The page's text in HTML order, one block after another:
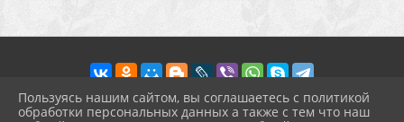
Пользуясь нашим сайтом, вы соглашаетесь с политикой
обработки персональных данных а также с тем что наш